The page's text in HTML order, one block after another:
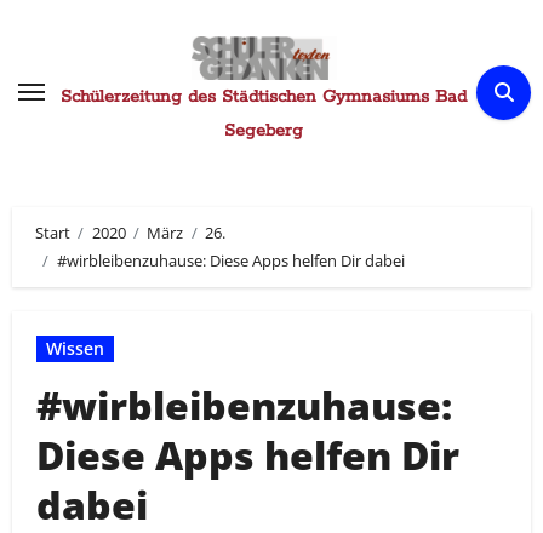
springenSchülerzeitung des Städtischen Gymnasiums Bad
Segeberg
Start 2020 März
26.
#wirbleibenzuhause: Diese Apps helfen Dir dabei
Wissen
#wirbleibenzuhause:
Diese Apps helfen Dir
dabei